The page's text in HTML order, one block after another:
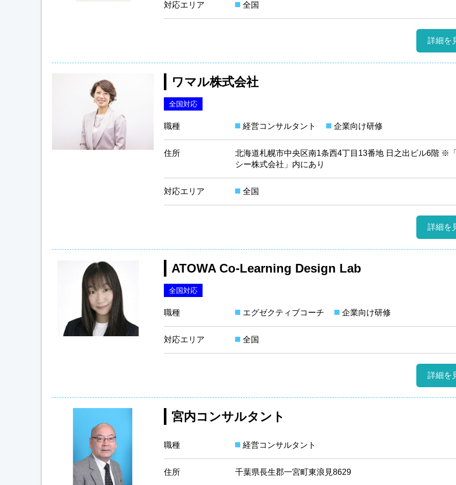
対応エリア 全国
詳細を
ワマル株式会社
全国対応
職種 経営コンサルタント 企業向け研修
住所
北海道札幌市中央区南1条西4丁目13番地 日之出ビル6階 ※
シー株式会社」内にあり
対応エリア 全国
詳細を
ATOWA Co-Learning Design Lab
全国対応
職種 エグゼクティブコーチ 企業向け研修
対応エリア 全国
詳細を
宮内コンサルタント
職種 経営コンサルタント
住所 千葉県長生郡一宮町東浪見8629